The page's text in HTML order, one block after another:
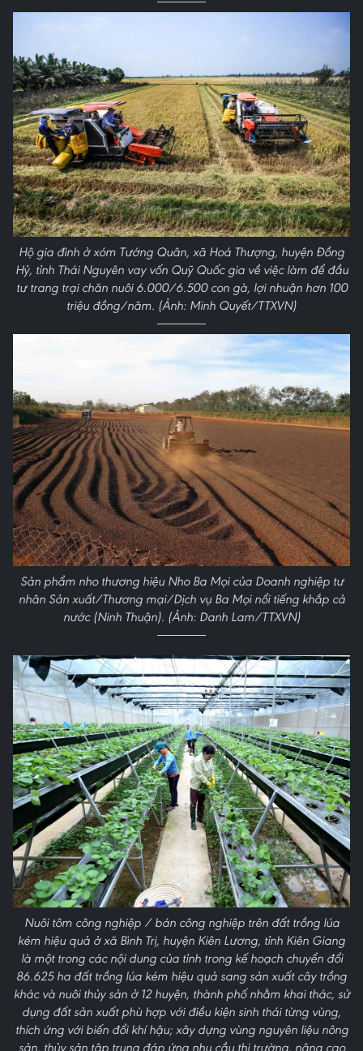
Hộ gia đình ở xóm Tướng Quân, xã Hoá Thượng, huyện Đồng
Hỷ, tỉnh Thái Nguyên vay vốn Quỹ Quốc gia về việc làm để đầu
tư trang trại chăn nuôi 6.000/6.500 con gà, lợi nhuận hơn 100
triệu đồng/năm. (Ảnh: Minh Quyết/TTXVN)
Sản phẩm nho thương hiệu Nho Ba Mọi của Doanh nghiệp tư
nhân Sản xuất/Thương mại/Dịch vụ Ba Mọi nổi tiếng khắp cả
nước (Ninh Thuận). (Ảnh: Danh Lam/TTXVN)
Nuôi tôm công nghiệp / bán công nghiệp trên đất trồng lúa
kém hiệu quả ở xã Bình Trị, huyện Kiên Lương, tỉnh Kiên Giang
là một trong các nội dung của tỉnh trong kế hoạch chuyển đổi
86.625 ha đất trồng lúa kém hiệu quả sang sản xuất cây trồng
khác và nuôi thủy sản ở 12 huyện, thành phố nhằm khai thác, sử
dụng đất sản xuất phù hợp với điều kiện sinh thái từng vùng,
thích ứng với biến đổi khí hậu; xây dựng vùng nguyên liệu nông
sản, thủy sản tập trung đáp ứng nhu cầu thị trường, nâng cao